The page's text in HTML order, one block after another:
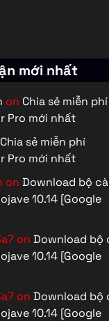
mới nhất
on Chia sẻ miễn phí
Pro mới nhất
Chia sẻ miễn phí
Pro mới nhất
onDownload bộ
10.14 [Google
onDownload bộ
10.14 [Google
onDownload bộ
10.14 [Google